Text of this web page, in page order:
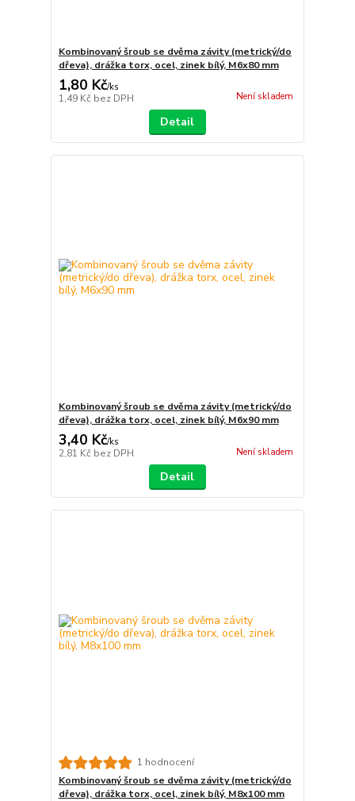
Kombinovaný šroub se dvěma závity (metrický/do
dřeva), drážka torx, ocel, zinek bílý, M6x80 mm
1,80 Kč/ks
1,49 Kč bez DPH Není skladem
Detail
Kombinovaný šroub se dvěma závity (metrický/do
dřeva), drážka torx, ocel, zinek bílý, M6x90 mm
3,40 Kč/ks
2,81 Kč bez DPH Není skladem
Detail
1 hodnocení
Kombinovaný šroub se dvěma závity (metrický/do
dřeva), drážka torx, ocel, zinek bílý, M8x100 mm